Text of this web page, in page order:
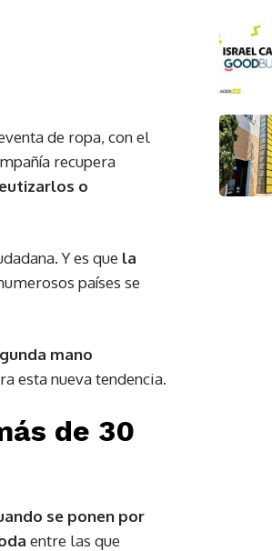
de ropa, con el
recupera
o
Y es que la
países se
mano
esta nueva tendencia.
de 30
se ponen por
entre las que